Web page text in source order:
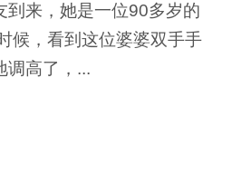
到来，她是一位90多岁的
候，看到这位婆婆双手手
调高了，...